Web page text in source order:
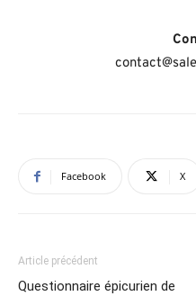
Facebook X
Article précédent
Questionnaire épicurien de